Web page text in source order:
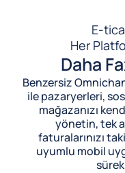
E-
Her
Daha
Benzersiz
ile pazaryerleri,
mağazanızı
yönetin, tek
faturalarınızı
uyumlu mobil